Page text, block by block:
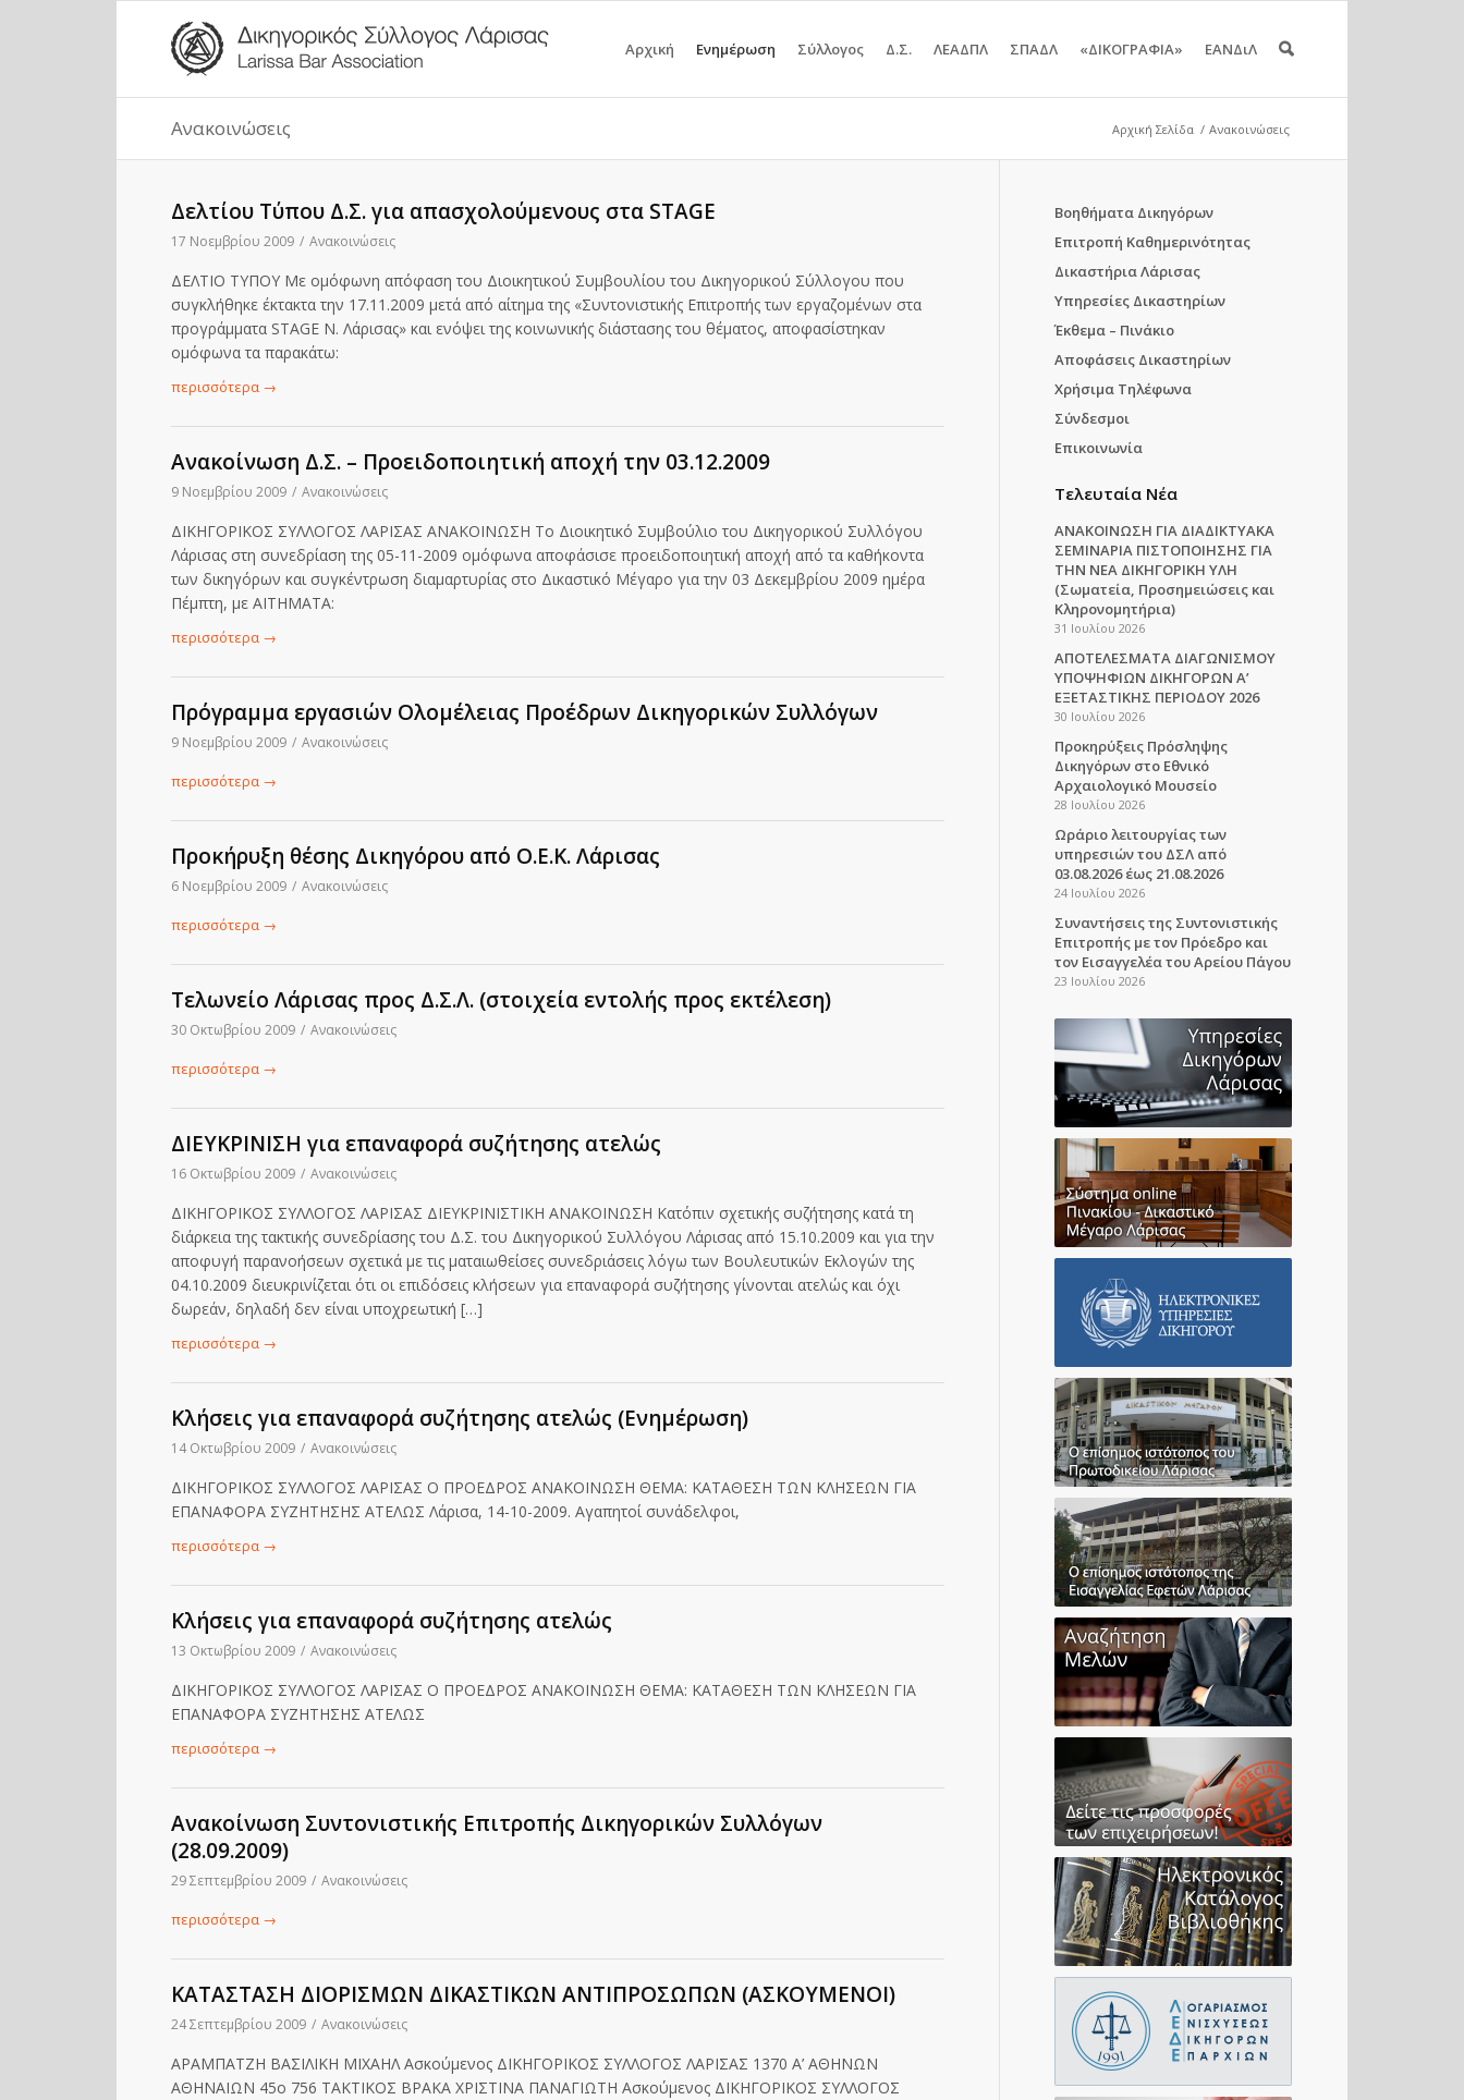
Αρχική Ενημέρωση Σύλλογος Δ.Σ. ΛΕΑΔΠΛ ΣΠΑΔΛ «ΔΙΚΟΓΡΑΦΙΑ» ΕΑΝΔιΛ
Ανακοινώσεις Αρχική Σελίδα / Ανακοινώσεις
Δελτίου Τύπου Δ.Σ. για απασχολούμενους στα STAGE
17 Νοεμβρίου 2009 / Ανακοινώσεις
ΔΕΛΤΙΟ ΤΥΠΟΥ Με ομόφωνη απόφαση του Διοικητικού Συμβουλίου του Δικηγορικού Σύλλογου που
συγκλήθηκε έκτακτα την 17.11.2009 μετά από αίτημα της «Συντονιστικής Επιτροπής των εργαζομένων στα
προγράμματα STAGE N. Λάρισας» και ενόψει της κοινωνικής διάστασης του θέματος, αποφασίστηκαν
ομόφωνα τα παρακάτω:
περισσότερα →
Ανακοίνωση Δ.Σ. – Προειδοποιητική αποχή την 03.12.2009
9 Νοεμβρίου 2009 / Ανακοινώσεις
ΔΙΚΗΓΟΡΙΚΟΣ ΣΥΛΛΟΓΟΣ ΛΑΡΙΣΑΣ ΑΝΑΚΟΙΝΩΣΗ Το Διοικητικό Συμβούλιο του Δικηγορικού Συλλόγου
Λάρισας στη συνεδρίαση της 05-11-2009 ομόφωνα αποφάσισε προειδοποιητική αποχή από τα καθήκοντα
των δικηγόρων και συγκέντρωση διαμαρτυρίας στο Δικαστικό Μέγαρο για την 03 Δεκεμβρίου 2009 ημέρα
Πέμπτη, με ΑΙΤΗΜΑΤΑ:
περισσότερα →
Πρόγραμμα εργασιών Ολομέλειας Προέδρων Δικηγορικών Συλλόγων
9 Νοεμβρίου 2009 / Ανακοινώσεις
περισσότερα →
Προκήρυξη θέσης Δικηγόρου από Ο.Ε.Κ. Λάρισας
6 Νοεμβρίου 2009 / Ανακοινώσεις
περισσότερα →
Τελωνείο Λάρισας προς Δ.Σ.Λ. (στοιχεία εντολής προς εκτέλεση)
30 Οκτωβρίου 2009 / Ανακοινώσεις
περισσότερα →
ΔΙΕΥΚΡΙΝΙΣΗ για επαναφορά συζήτησης ατελώς
16 Οκτωβρίου 2009 / Ανακοινώσεις
ΔΙΚΗΓΟΡΙΚΟΣ ΣΥΛΛΟΓΟΣ ΛΑΡΙΣΑΣ ΔΙΕΥΚΡΙΝΙΣΤΙΚΗ ΑΝΑΚΟΙΝΩΣΗ Κατόπιν σχετικής συζήτησης κατά τη
διάρκεια της τακτικής συνεδρίασης του Δ.Σ. του Δικηγορικού Συλλόγου Λάρισας από 15.10.2009 και για την
αποφυγή παρανοήσεων σχετικά με τις ματαιωθείσες συνεδριάσεις λόγω των Βουλευτικών Εκλογών της
04.10.2009 διευκρινίζεται ότι οι επιδόσεις κλήσεων για επαναφορά συζήτησης γίνονται ατελώς και όχι
δωρεάν, δηλαδή δεν είναι υποχρεωτική […]
περισσότερα →
Κλήσεις για επαναφορά συζήτησης ατελώς (Ενημέρωση)
14 Οκτωβρίου 2009 / Ανακοινώσεις
ΔΙΚΗΓΟΡΙΚΟΣ ΣΥΛΛΟΓΟΣ ΛΑΡΙΣΑΣ Ο ΠΡΟΕΔΡΟΣ ΑΝΑΚΟΙΝΩΣΗ ΘΕΜΑ: ΚΑΤΑΘΕΣΗ ΤΩΝ ΚΛΗΣΕΩΝ ΓΙΑ
ΕΠΑΝΑΦΟΡΑ ΣΥΖΗΤΗΣΗΣ ΑΤΕΛΩΣ Λάρισα, 14-10-2009. Αγαπητοί συνάδελφοι,
περισσότερα →
Κλήσεις για επαναφορά συζήτησης ατελώς
13 Οκτωβρίου 2009 / Ανακοινώσεις
ΔΙΚΗΓΟΡΙΚΟΣ ΣΥΛΛΟΓΟΣ ΛΑΡΙΣΑΣ Ο ΠΡΟΕΔΡΟΣ ΑΝΑΚΟΙΝΩΣΗ ΘΕΜΑ: ΚΑΤΑΘΕΣΗ ΤΩΝ ΚΛΗΣΕΩΝ ΓΙΑ
ΕΠΑΝΑΦΟΡΑ ΣΥΖΗΤΗΣΗΣ ΑΤΕΛΩΣ
περισσότερα →
Ανακοίνωση Συντονιστικής Επιτροπής Δικηγορικών Συλλόγων
(28.09.2009)
29 Σεπτεμβρίου 2009 / Ανακοινώσεις
περισσότερα →
ΚΑΤΑΣΤΑΣΗ ΔΙΟΡΙΣΜΩΝ ΔΙΚΑΣΤΙΚΩΝ ΑΝΤΙΠΡΟΣΩΠΩΝ (ΑΣΚΟΥΜΕΝΟΙ)
24 Σεπτεμβρίου 2009 / Ανακοινώσεις
ΑΡΑΜΠΑΤΖΗ ΒΑΣΙΛΙΚΗ ΜΙΧΑΗΛ Ασκούμενος ΔΙΚΗΓΟΡΙΚΟΣ ΣΥΛΛΟΓΟΣ ΛΑΡΙΣΑΣ 1370 Α’ ΑΘΗΝΩΝ
ΑΘΗΝΑΙΩΝ 45ο 756 ΤΑΚΤΙΚΟΣ ΒΡΑΚΑ ΧΡΙΣΤΙΝΑ ΠΑΝΑΓΙΩΤΗ Ασκούμενος ΔΙΚΗΓΟΡΙΚΟΣ ΣΥΛΛΟΓΟΣ
Βοηθήματα Δικηγόρων
Επιτροπή Καθημερινότητας
Δικαστήρια Λάρισας
Υπηρεσίες Δικαστηρίων
Έκθεμα – Πινάκιο
Αποφάσεις Δικαστηρίων
Χρήσιμα Τηλέφωνα
Σύνδεσμοι
Επικοινωνία
Τελευταία Νέα
ΑΝΑΚΟΙΝΩΣΗ ΓΙΑ ΔΙΑΔΙΚΤΥΑΚΑ
ΣΕΜΙΝΑΡΙΑ ΠΙΣΤΟΠΟΙΗΣΗΣ ΓΙΑ
ΤΗΝ ΝΕΑ ΔΙΚΗΓΟΡΙΚΗ ΥΛΗ
(Σωματεία, Προσημειώσεις και
Κληρονομητήρια)
31 Ιουλίου 2026
ΑΠΟΤΕΛΕΣΜΑΤΑ ΔΙΑΓΩΝΙΣΜΟΥ
ΥΠΟΨΗΦΙΩΝ ΔΙΚΗΓΟΡΩΝ Α’
ΕΞΕΤΑΣΤΙΚΗΣ ΠΕΡΙΟΔΟΥ 2026
30 Ιουλίου 2026
Προκηρύξεις Πρόσληψης
Δικηγόρων στο Εθνικό
Αρχαιολογικό Μουσείο
28 Ιουλίου 2026
Ωράριο λειτουργίας των
υπηρεσιών του ΔΣΛ από
03.08.2026 έως 21.08.2026
24 Ιουλίου 2026
Συναντήσεις της Συντονιστικής
Επιτροπής με τον Πρόεδρο και
τον Εισαγγελέα του Αρείου Πάγου
23 Ιουλίου 2026